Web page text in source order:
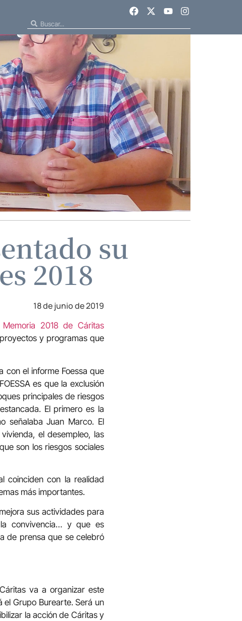
su
2018
18 de junio de 2019
Memoria 2018 de Cáritas
y programas que
con el informe Foessa que
es que la exclusión
principales de riesgos
El primero es la
señalaba Juan Marco. El
el desempleo, las
son los riesgos sociales
coinciden con la realidad
más importantes.
sus actividades para
convivencia… y que es
de prensa que se celebró
va a organizar este
el Grupo Burearte. Será un
la acción de Cáritas y